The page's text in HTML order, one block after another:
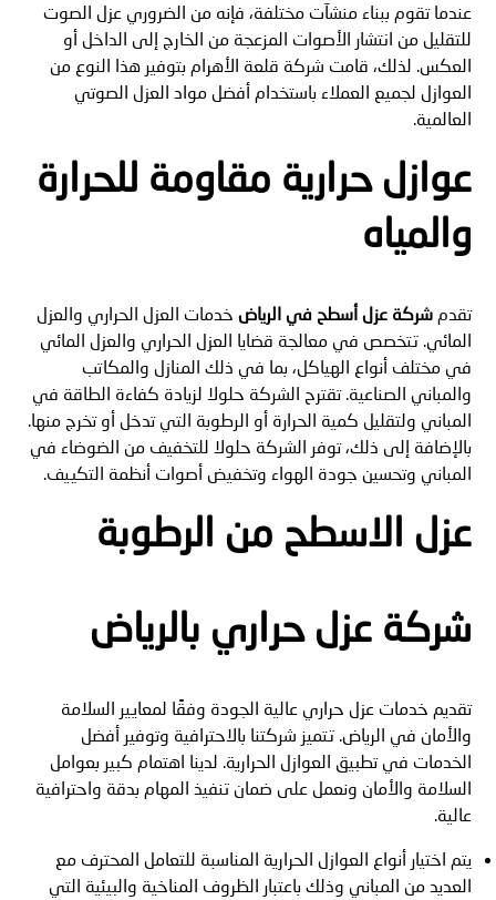
عندما تقوم ببناء منشآت مختلفة، فإنه من الضروري عزل الصوت
للتقليل من انتشار الأصوات المزعجة من الخارج إلى الداخل أو
العكس. لذلك، قامت شركة قلعة الأهرام بتوفير هذا النوع من
العوازل لجميع العملاء باستخدام أفضل مواد العزل الصوتي
العالمية.
عوازل حرارية مقاومة للحرارة
والمياه
تقدمشركة عزل أسطح في الرياض خدمات العزل الحراري والعزل
المائي. تتخصص في معالجة قضايا العزل الحراري والعزل المائي
في مختلف أنواع الهياكل، بما في ذلك المنازل والمكاتب
والمباني الصناعية. تقترح الشركة حلولا لزيادة كفاءة الطاقة في
المباني ولتقليل كمية الحرارة أو الرطوبة التي تدخل أو تخرج منها.
بالإضافة إلى ذلك، توفر الشركة حلولا للتخفيف من الضوضاء في
المباني وتحسين جودة الهواء وتخفيض أصوات أنظمة التكييف.
عزل الاسطح من الرطوبة
شركة عزل حراري بالرياض
تقديم خدمات عزل حراري عالية الجودة وفقًا لمعايير السلامة
والأمان في الرياض. تتميز شركتنا بالاحترافية وتوفير أفضل
الخدمات في تطبيق العوازل الحرارية. لدينا اهتمام كبير بعوامل
السلامة والأمان ونعمل على ضمان تنفيذ المهام بدقة واحترافية
عالية.
يتم اختيار أنواع العوازل الحرارية المناسبة للتعامل المحترف مع
العديد من المباني وذلك باعتبار الظروف المناخية والبيئية التي